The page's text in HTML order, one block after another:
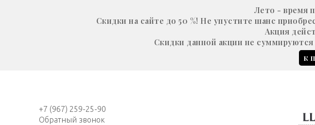
Лето - время
Скидки на сайте до 50 %! Не упустите шанс
Акция
Скидки данной акции не
к
+7 (967) 259-25-90
Обратный звонок